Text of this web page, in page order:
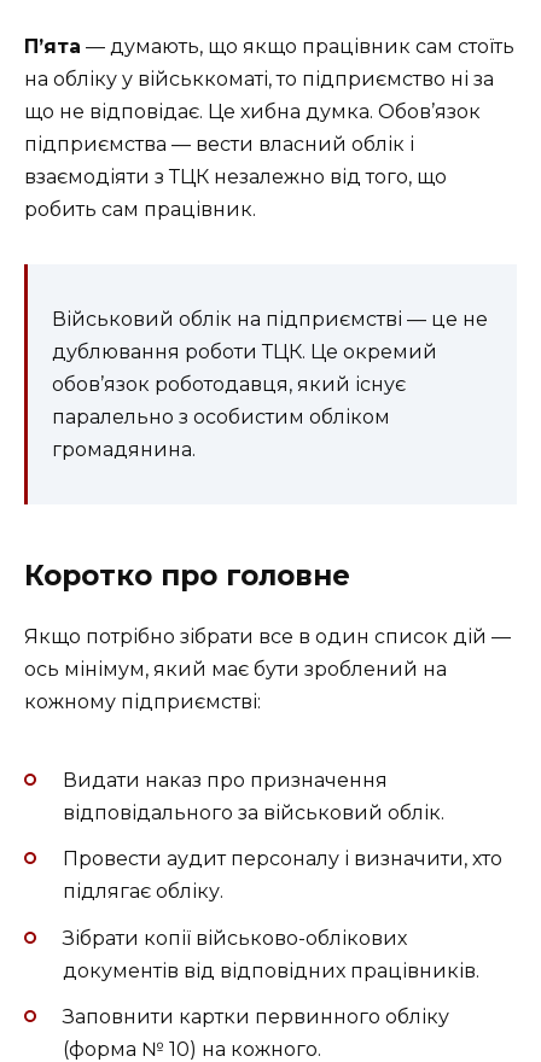
П’ята — думають, що якщо працівник сам стоїть
на обліку у військкоматі, то підприємство ні за
що не відповідає. Це хибна думка. Обов’язок
підприємства — вести власний облік і
взаємодіяти з ТЦК незалежно від того, що
робить сам працівник.
Військовий облік на підприємстві — це не
дублювання роботи ТЦК. Це окремий
обов’язок роботодавця, який існує
паралельно з особистим обліком
громадянина.
Коротко про головне
Якщо потрібно зібрати все в один список дій —
ось мінімум, який має бути зроблений на
кожному підприємстві:
Видати наказ про призначення
відповідального за військовий облік.
Провести аудит персоналу і визначити, хто
підлягає обліку.
Зібрати копії військово-облікових
документів від відповідних працівників.
Заповнити картки первинного обліку
(форма № 10) на кожного.